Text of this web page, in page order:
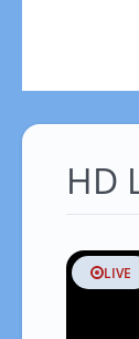
HD
LIVE